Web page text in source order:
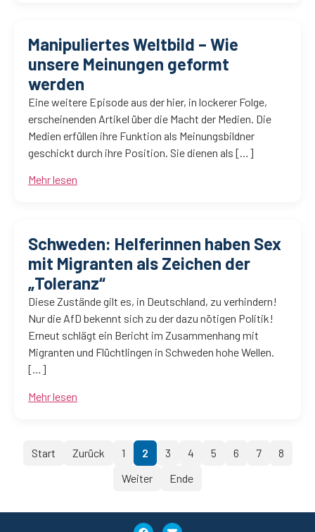
Manipuliertes Weltbild – Wie
unsere Meinungen geformt
werden
Eine weitere Episode aus der hier, in lockerer Folge,
erscheinenden Artikel über die Macht der Medien. Die
Medien erfüllen ihre Funktion als Meinungsbildner
geschickt durch ihre Position. Sie dienen als […]
Mehr lesen
Schweden: Helferinnen haben Sex
mit Migranten als Zeichen der
„Toleranz“
Diese Zustände gilt es, in Deutschland, zu verhindern!
Nur die AfD bekennt sich zu der dazu nötigen Politik!
Erneut schlägt ein Bericht im Zusammenhang mit
Migranten und Flüchtlingen in Schweden hohe Wellen.
[…]
Mehr lesen
Start Zurück 1 2 3 4 5 6 7
8
Weiter
Ende